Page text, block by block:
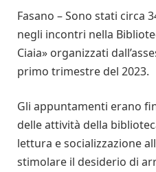
Fasano – Sono stati circa
negli incontri nella
Ciaia» organizzati
primo trimestre del 2023.
Gli appuntamenti erano
delle attività della
lettura e socializzazione
stimolare il desiderio di